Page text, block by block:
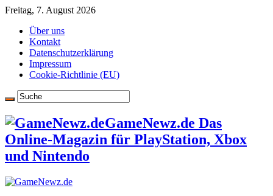
Freitag, 7. August 2026
Über uns
Kontakt
Datenschutzerklärung
Impressum
Cookie-Richtlinie (EU)
GameNewz.de Das
Online-Magazin für PlayStation, Xbox
und Nintendo